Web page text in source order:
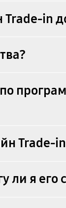
in
Trade-
ли я